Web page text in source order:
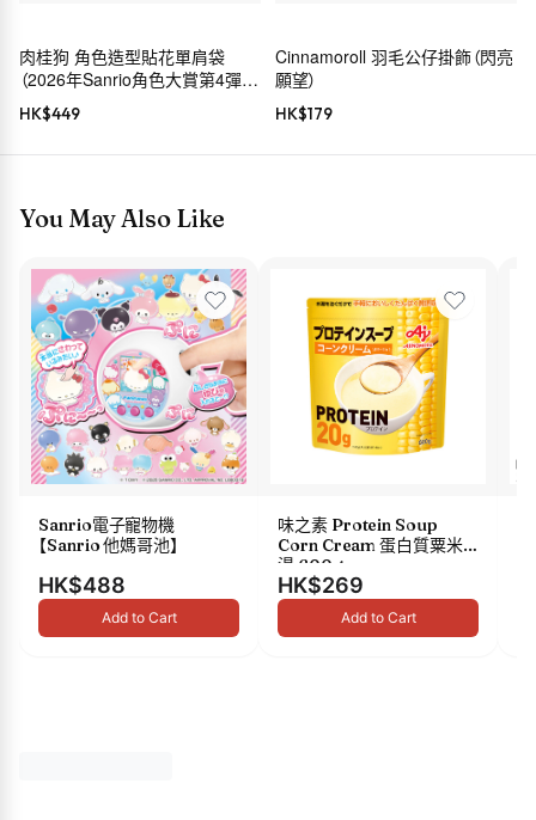
肉桂狗 角色造型貼花單肩袋
（2026年Sanrio角色大賞第4彈
Sanrio穿搭系列）
HK$449
Cinnamoroll 羽毛公仔掛飾（閃亮
願望）
HK$179
You May Also Like
Sanrio電子寵物機
【Sanrio 他媽哥池】
HK$488
Add to Cart
味之素 Protein Soup
Corn Cream 蛋白質粟米
湯 600g
HK$269
Add to Cart